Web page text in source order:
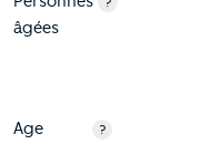
âgées
Age
?